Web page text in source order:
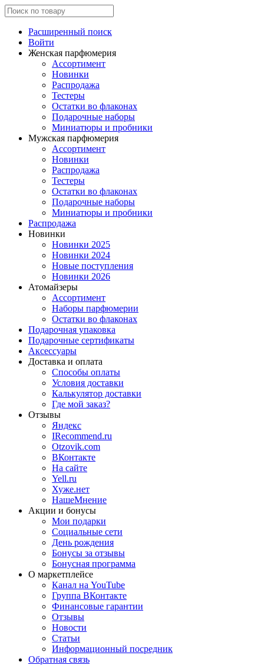
Расширенный поиск
Войти
Женская парфюмерия
Ассортимент
Новинки
Распродажа
Тестеры
Остатки во флаконах
Подарочные наборы
Миниатюры и пробники
Мужская парфюмерия
Ассортимент
Новинки
Распродажа
Тестеры
Остатки во флаконах
Подарочные наборы
Миниатюры и пробники
Распродажа
Новинки
Новинки 2025
Новинки 2024
Новые поступления
Новинки 2026
Атомайзеры
Ассортимент
Наборы парфюмерии
Остатки во флаконах
Подарочная упаковка
Подарочные сертификаты
Аксессуары
Доставка и оплата
Способы оплаты
Условия доставки
Калькулятор доставки
Где мой заказ?
Отзывы
Яндекс
IRecommend.ru
Otzovik.com
ВКонтакте
На сайте
Yell.ru
Хуже.нет
НашеМнение
Акции и бонусы
Мои подарки
Социальные сети
День рождения
Бонусы за отзывы
Бонусная программа
О маркетплейсе
Канал на YouTube
Группа ВКонтакте
Финансовые гарантии
Отзывы
Новости
Статьи
Информационный посредник
Обратная связь